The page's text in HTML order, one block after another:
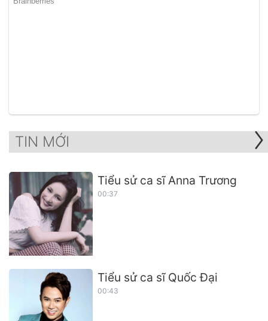
TIN MỚI
Tiểu sử ca sĩ Anna Trương
00:37
Tiểu sử ca sĩ Quốc Đại
00:43